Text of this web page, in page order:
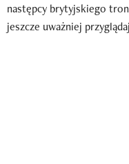
następcy brytyjskiego
jeszcze uważniej